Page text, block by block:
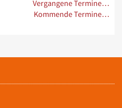
Vergangene Termine…
Kommende Termine…